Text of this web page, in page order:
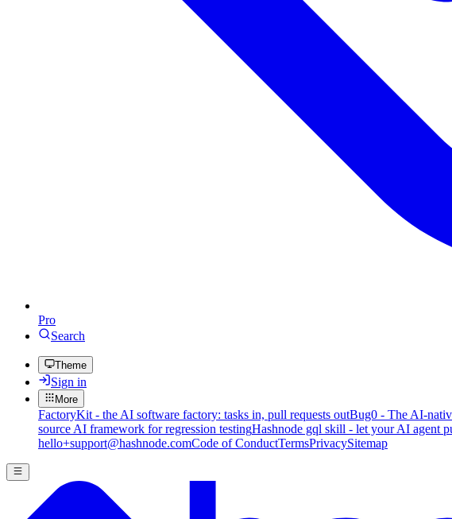
Pro
Search
Theme
Sign in
More
FactoryKit - the AI software factory: tasks in, pull requests outBug0 - The AI-
source AI framework for regression testingHashnode gql skill - let your AI agent
hello+support@hashnode.comCode of ConductTermsPrivacySitemap